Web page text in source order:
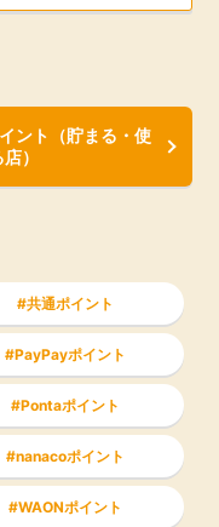
ント（貯まる・使
）
共通ポイント
PayPayポイント
Pontaポイント
nanacoポイント
WAONポイント